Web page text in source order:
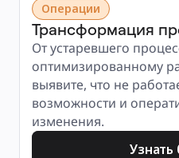
Операции
Трансформация
От устаревшего
оптимизированному
выявите, что не
возможности и
изменения.